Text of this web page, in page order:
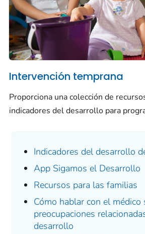
Intervención temprana
Proporciona una colección de
indicadores del desarrollo para
Indicadores del desarrollo
App Sigamos el Desarrollo
Recursos para las familias
Cómo hablar con el médico
preocupaciones
desarrollo